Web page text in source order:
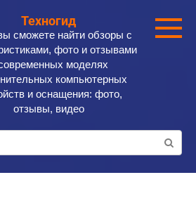
Техногид
сможете найти обзоры с
фото и отзывами
моделях
компьютерных
и оснащения: фото,
отзывы, видео